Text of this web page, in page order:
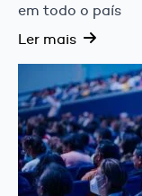
em todo o país
Ler mais